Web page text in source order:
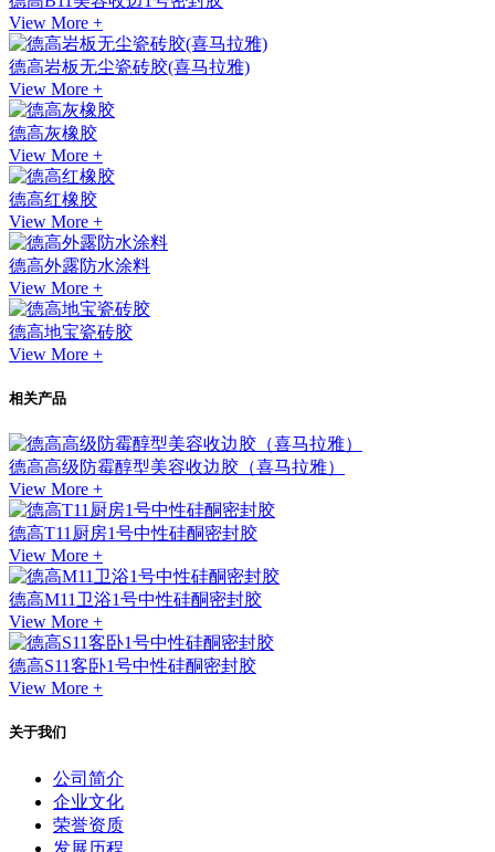
View More +
德高岩板无尘瓷砖胶(喜马拉雅)
View More +
德高灰橡胶
View More +
德高红橡胶
View More +
德高外露防水涂料
View More +
德高地宝瓷砖胶
View More +
相关产品
德高高级防霉醇型美容收边胶（喜马拉雅）
View More +
德高T11厨房1号中性硅酮密封胶
View More +
德高M11卫浴1号中性硅酮密封胶
View More +
德高S11客卧1号中性硅酮密封胶
View More +
关于我们
公司简介
企业文化
荣誉资质
发展历程